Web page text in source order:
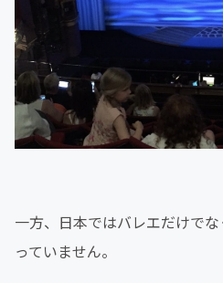
一方、日本ではバレエだけで
っていません。